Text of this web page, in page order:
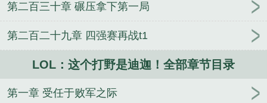
第二百三十章 碾压拿下第一局
第二百二十九章 四强赛再战t1
LOL：这个打野是迪迦！全部章节目录
第一章 受任于败军之际